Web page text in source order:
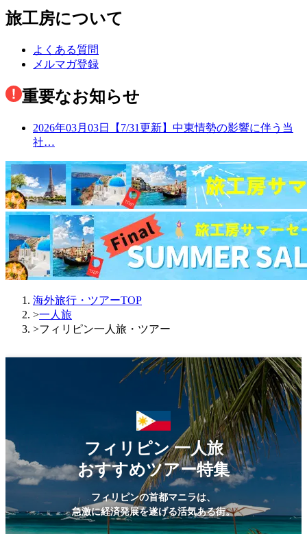
旅工房について
よくある質問
メルマガ登録
重要なお知らせ
2026年03月03日
【7/31更新】中東情勢の影響に伴う当
社…
海外旅行・ツアーTOP
>一人旅
>フィリピン一人旅・ツアー
フィリピン一人旅
おすすめツアー特集
フィリピンの首都マニラは、
急激に経済発展を遂げる活気ある街。